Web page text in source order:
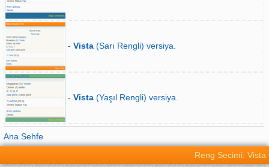
- Vista (Sarı Rengli) versiya.
- Vista (Yaşıl Rengli) versiya.
Ana Sehfe
Reng Secimi: Vista